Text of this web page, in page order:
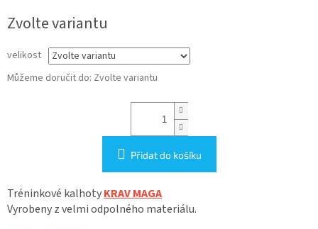
cena:
Zvolte variantu
velikost
Můžeme doručit do: Zvolte variantu
Přidat do košíku
Tréninkové kalhotyKRAV MAGA
Vyrobeny z velmi odpolného materiálu.